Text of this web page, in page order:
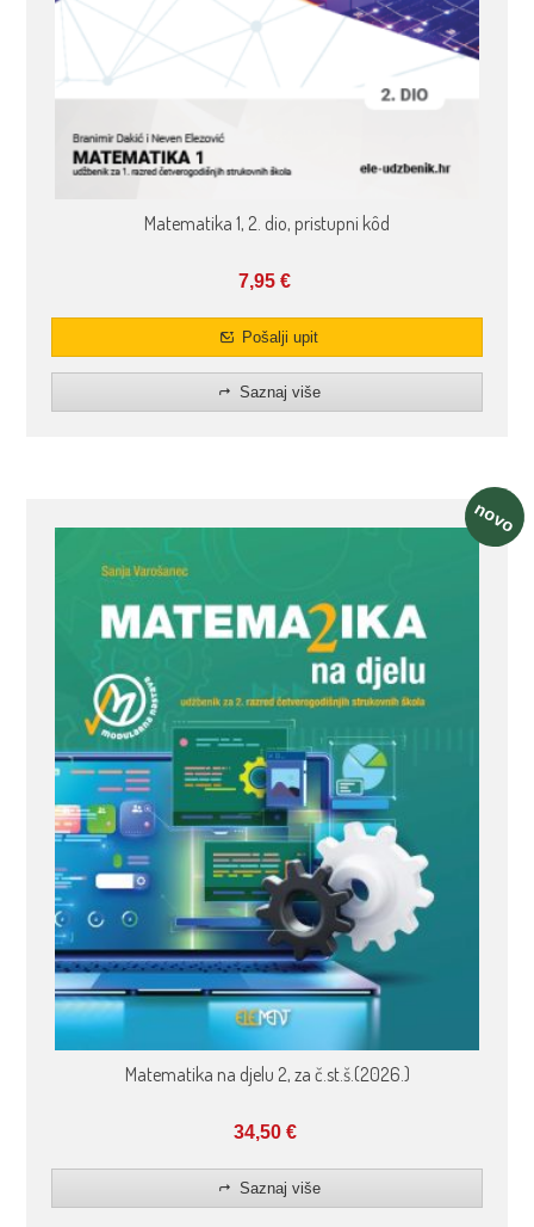
Matematika 1, 2. dio, pristupni kôd
7,95€
Pošalji upit
Saznaj više
novo
Matematika na djelu 2, za č.st.š.(2026.)
34,50 €
Saznaj više